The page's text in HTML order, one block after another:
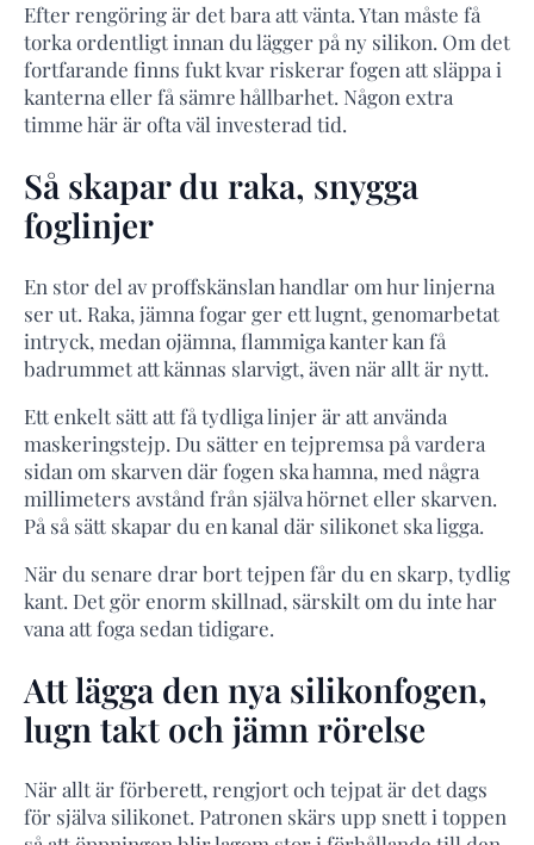
Efter rengöring är det bara att vänta. Ytan måste få
torka ordentligt innan du lägger på ny silikon. Om det
fortfarande finns fukt kvar riskerar fogen att släppa i
kanterna eller få sämre hållbarhet. Någon extra
timme här är ofta väl investerad tid.
Så skapar du raka, snygga
foglinjer
En stor del av proffskänslan handlar om hur linjerna
ser ut. Raka, jämna fogar ger ett lugnt, genomarbetat
intryck, medan ojämna, flammiga kanter kan få
badrummet att kännas slarvigt, även när allt är nytt.
Ett enkelt sätt att få tydliga linjer är att använda
maskeringstejp. Du sätter en tejpremsa på vardera
sidan om skarven där fogen ska hamna, med några
millimeters avstånd från själva hörnet eller skarven.
På så sätt skapar du en kanal där silikonet ska ligga.
När du senare drar bort tejpen får du en skarp, tydlig
kant. Det gör enorm skillnad, särskilt om du inte har
vana att foga sedan tidigare.
Att lägga den nya silikonfogen,
lugn takt och jämn rörelse
När allt är förberett, rengjort och tejpat är det dags
för själva silikonet. Patronen skärs upp snett i toppen